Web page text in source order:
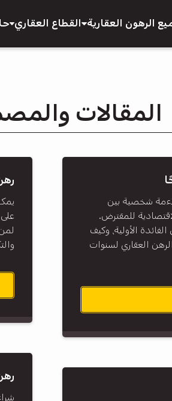
الرهون العقارية القطاع العقاري
المقالات
شخصية بين
للمقترض.
الأولية، وكيف
العقاري لسنوات